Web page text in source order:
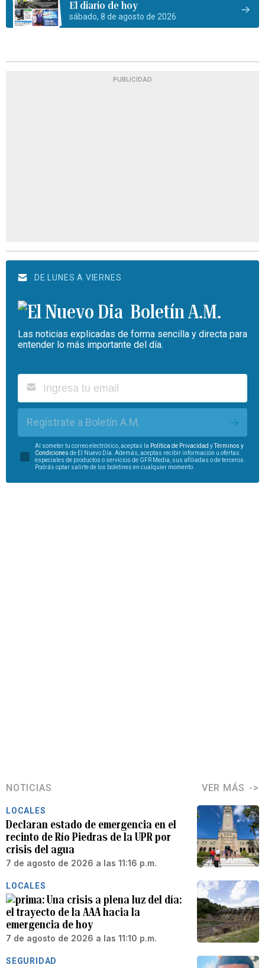
El diario de hoy
sábado, 8 de agosto de 2026
PUBLICIDAD
DE LUNES A VIERNES
Boletín A.M.
Las noticias explicadas de forma sencilla y directa para
entender lo más importante del día.
Regístrate a Boletín A.M.
Al someter tu correo electrónico, aceptas la Política de Privacidad yTérminos y
Condiciones de El Nuevo Día. Además, aceptas recibir información u ofertas
especiales de productos o servicios de GFR Media, sus afiliadas o de terceros.
Podrás optar salirte de los boletines en cualquier momento.
NOTICIAS VER MÁS
LOCALES
Declaran estado de emergencia en el
recinto de Río Piedras de la UPR por
crisis del agua
7 de agosto de 2026 a las 11:16 p.m.
LOCALES
Una crisis a plena luz del día:
el trayecto de la AAA hacia la
emergencia de hoy
7 de agosto de 2026 a las 11:10 p.m.
SEGURIDAD